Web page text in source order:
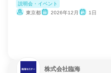
説明会・イベント
東京都
2026年12月 1日
株式会社臨海